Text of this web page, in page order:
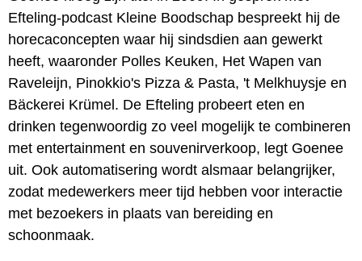
Efteling-podcast Kleine Boodschap bespreekt hij de
horecaconcepten waar hij sindsdien aan gewerkt
heeft, waaronder Polles Keuken, Het Wapen van
Raveleijn, Pinokkio's Pizza & Pasta, 't Melkhuysje en
Bäckerei Krümel. De Efteling probeert eten en
drinken tegenwoordig zo veel mogelijk te combineren
met entertainment en souvenirverkoop, legt Goenee
uit. Ook automatisering wordt alsmaar belangrijker,
zodat medewerkers meer tijd hebben voor interactie
met bezoekers in plaats van bereiding en
schoonmaak.